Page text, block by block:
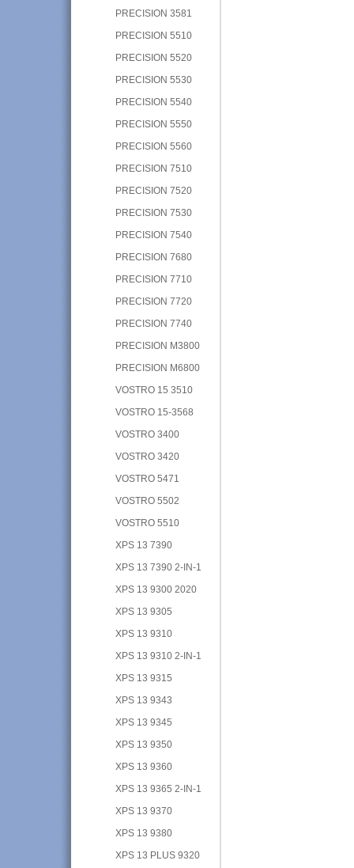
PRECISION 3581
PRECISION 5510
PRECISION 5520
PRECISION 5530
PRECISION 5540
PRECISION 5550
PRECISION 5560
PRECISION 7510
PRECISION 7520
PRECISION 7530
PRECISION 7540
PRECISION 7680
PRECISION 7710
PRECISION 7720
PRECISION 7740
PRECISION M3800
PRECISION M6800
VOSTRO 15 3510
VOSTRO 15-3568
VOSTRO 3400
VOSTRO 3420
VOSTRO 5471
VOSTRO 5502
VOSTRO 5510
XPS 13 7390
XPS 13 7390 2-IN-1
XPS 13 9300 2020
XPS 13 9305
XPS 13 9310
XPS 13 9310 2-IN-1
XPS 13 9315
XPS 13 9343
XPS 13 9345
XPS 13 9350
XPS 13 9360
XPS 13 9365 2-IN-1
XPS 13 9370
XPS 13 9380
XPS 13 PLUS 9320